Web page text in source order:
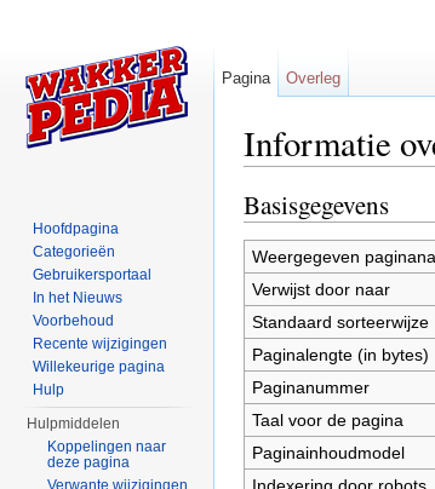
Informatie
Basisgegevens
Weergegeven
Verwijst door naar
Standaard sorteerwijze
Paginalengte (in bytes)
Paginanummer
Taal voor de pagina
Paginainhoudmodel
Pagina Overleg
Hoofdpagina
Categorieën
Gebruikersportaal
In het Nieuws
Voorbehoud
Recente wijzigingen
Willekeurige pagina
Hulp
Hulpmiddelen
Koppelingen naar
deze pagina
Verwante wijzigingen